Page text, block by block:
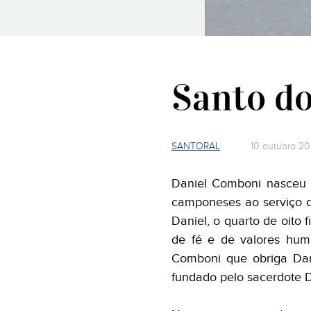
Santo
SANTORAL 10 outubro
Daniel Comboni
camponeses ao serviço
Daniel, o quarto de oito
de fé e de valores
Comboni que obriga
fundado pelo sacerdote